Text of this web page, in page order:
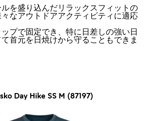
を盛り込んだリラックスフィットの
なアウトドアアクティビティに適応
プで固定でき、特に日差しの強い日
首元を日焼けから守ることもできま
Day Hike SS M (87197)